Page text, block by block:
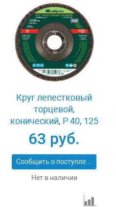
Круг лепестковый
торцевой,
конический, Р 40, 125
х 22.2 мм Сибртех
74083
63 руб.
Сообщить о поступлении
Нет в наличии